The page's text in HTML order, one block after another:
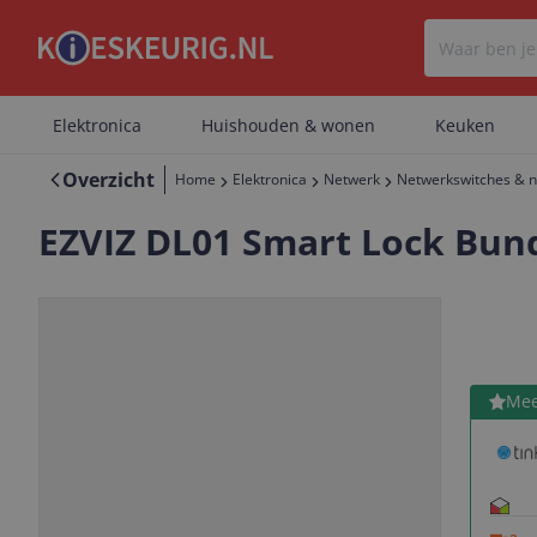
Elektronica Huishouden & wonen Keuken
Overzicht Home Elektronica Netwerk Netwerkswitches &
EZVIZ DL01 Smart Lock
Bekijk